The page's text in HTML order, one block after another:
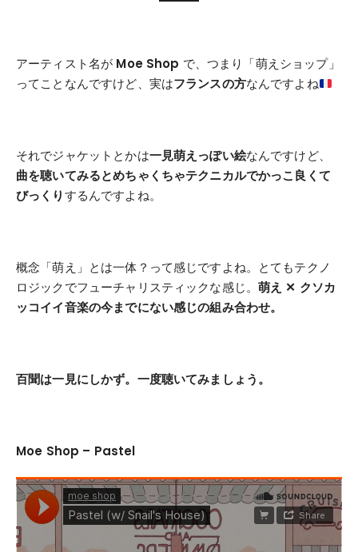
アーティスト名が Moe Shop で、つまり「萌えショップ」
ってことなんですけど、実はフランスの方なんですよね
それでジャケットとかは一見萌えっぽい絵なんですけど、
曲を聴いてみるとめちゃくちゃテクニカルでかっこ良くて
びっくりするんですよね。
概念「萌え」とは一体？って感じですよね。とてもテクノ
ロジックでフューチャリスティックな感じ。 萌え ✕ クソカ
ッコイイ音楽の今までにない感じの組み合わせ。
百聞は一見にしかず。 一度聴いてみましょう。
Moe Shop – Pastel